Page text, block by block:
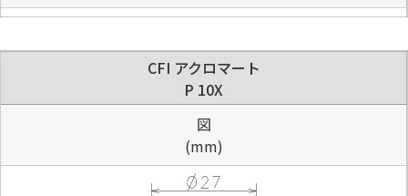
CFI アクロマート
P 10X
図
(mm)